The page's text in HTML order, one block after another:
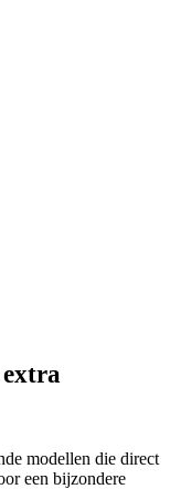
modellen die direct
een bijzondere